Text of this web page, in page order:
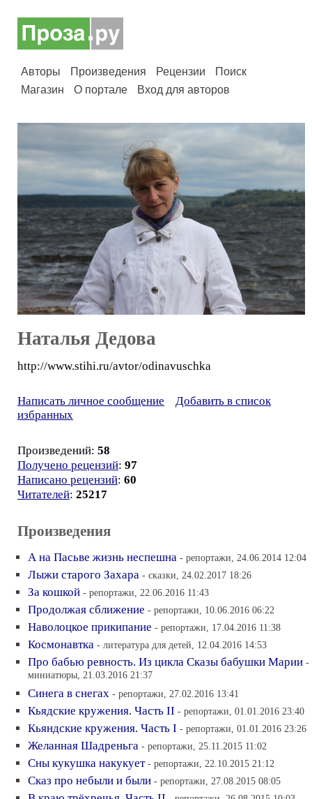
Авторы Произведения Рецензии
Поиск
Магазин
О портале Вход для авторов
Наталья Дедова
http://www.stihi.ru/avtor/odinavuschka
Написать личное сообщение
Добавить в список
избранных
Произведений: 58
Получено рецензий: 97
Написано рецензий: 60
Читателей: 25217
Произведения
А на Пасьве жизнь неспешна - репортажи, 24.06.2014 12:04
Лыжи старого Захара - сказки, 24.02.2017 18:26
За кошкой - репортажи, 22.06.2016 11:43
Продолжая сближение - репортажи, 10.06.2016 06:22
Наволоцкое прикипание - репортажи, 17.04.2016 11:38
Космонавтка - литература для детей, 12.04.2016 14:53
Про бабью ревность. Из цикла Сказы бабушки Марии -
миниатюры, 21.03.2016 21:37
Синега в снегах - репортажи, 27.02.2016 13:41
Кьядские кружения. Часть II - репортажи, 01.01.2016 23:40
Кьяндские кружения. Часть I - репортажи, 01.01.2016 23:26
Желанная Шадреньга - репортажи, 25.11.2015 11:02
Сны кукушка накукует - репортажи, 22.10.2015 21:12
Сказ про небыли и были - репортажи, 27.08.2015 08:05